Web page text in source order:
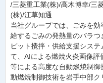
/三菱重工業(株)/高木博幸/三
(株)/江草知通
当社グループでは、ごみを
給するごみの発熱量のバラ
ピット攪拌・供給支援シス
て、AIによる燃焼火炎画像
等による高度な自動燃焼制
動燃焼制御技術を岩手中部